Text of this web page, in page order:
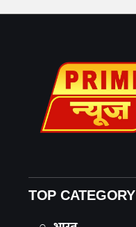
TOP CATEGORY